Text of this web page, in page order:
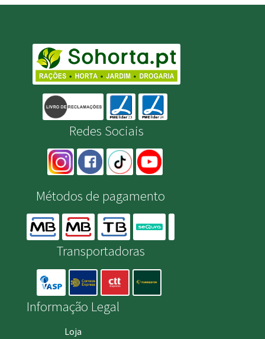
Redes Sociais
Métodos de pagamento
Transportadoras
Informação Legal
Loja